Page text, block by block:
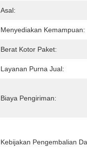
Asal:
Menyediakan Kemampuan:
Berat Kotor Paket:
Layanan Purna Jual:
Biaya Pengiriman:
Kebijakan Pengembalian